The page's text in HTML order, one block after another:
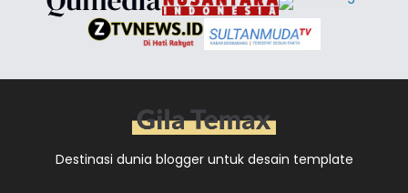
Destinasi dunia blogger untuk desain template